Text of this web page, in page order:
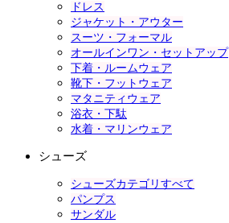
ドレス
ジャケット・アウター
スーツ・フォーマル
オールインワン・セットアップ
下着・ルームウェア
靴下・フットウェア
マタニティウェア
浴衣・下駄
水着・マリンウェア
シューズ
シューズカテゴリすべて
パンプス
サンダル